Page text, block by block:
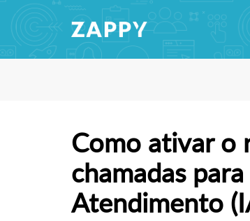
Como ativar o
chamadas
Atendimento